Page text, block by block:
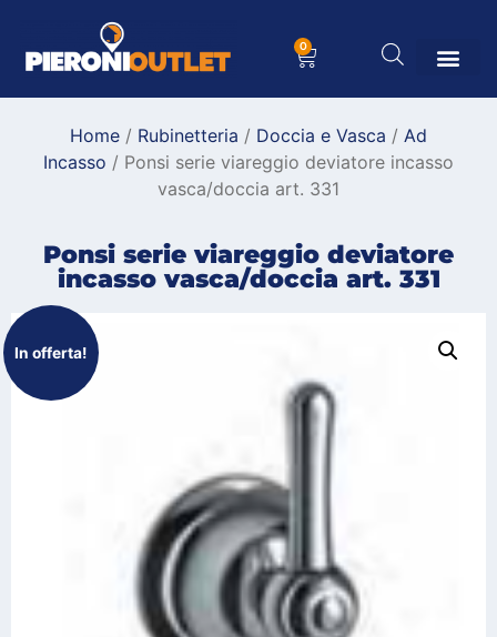
0
Home / Rubinetteria / Doccia e Vasca / Ad
Incasso / Ponsi serie viareggio deviatore incasso
vasca/doccia art. 331
Ponsi serie viareggio deviatore
incasso vasca/doccia art. 331
In offerta!